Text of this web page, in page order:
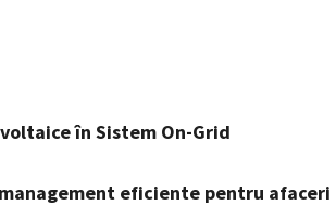
în Sistem On-Grid
eficiente pentru afaceri